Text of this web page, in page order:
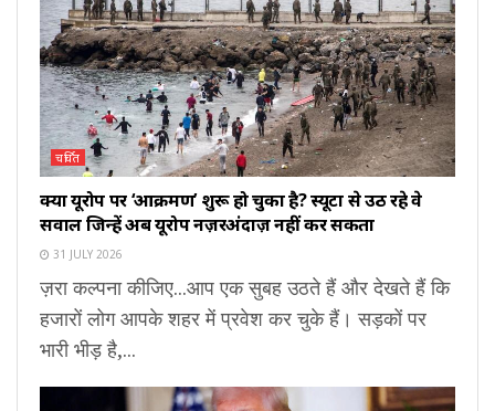
चर्चित
क्या यूरोप पर ‘आक्रमण’ शुरू हो चुका है? स्यूटा से उठ रहे वे
सवाल जिन्हें अब यूरोप नज़रअंदाज़ नहीं कर सकता
31 JULY 2026
ज़रा कल्पना कीजिए...आप एक सुबह उठते हैं और देखते हैं कि
हजारों लोग आपके शहर में प्रवेश कर चुके हैं। सड़कों पर
भारी भीड़ है,...